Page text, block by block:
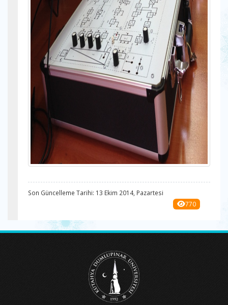
Son Güncelleme Tarihi: 13 Ekim 2014, Pazartesi
770